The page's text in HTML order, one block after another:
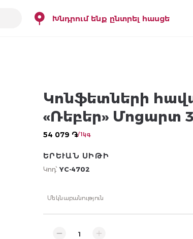
Խնդրում ենք ընտրել հասցե
Կոնֆետների
«Ռեբեր» Մոցարտ
54 079 ֏/ 1կգ
ԵՐԵՒԱՆ ՍԻԹԻ
Կոդ՝ YC-4702
Մեկնաբանություն